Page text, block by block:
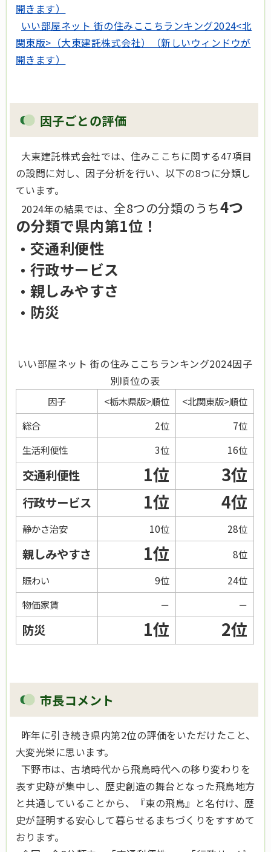
開きます）
いい部屋ネット 街の住みここちランキング2024<北
関東版>（大東建託株式会社）（新しいウィンドウが
開きます）
因子ごとの評価
大東建託株式会社では、住みここちに関する47項目
の設問に対し、因子分析を行い、以下の8つに分類し
ています。
2024年の結果では、 全8つの分類のうち4つ
の分類で県内第1位！
交通利便性
行政サービス
親しみやすさ
防災
いい部屋ネット 街の住みここちランキング2024因子
別順位の表
因子 <栃木県版>順位
<北関東版>順位
総合
2位
7位
生活利便性
3位 16位
交通利便性 1位 3位
行政サービス 1位 4位
静かさ治安 10位 28位
親しみやすさ 1位
8位
賑わい
9位
24位
物価家賃
－ －
防災 1位 2位
市長コメント
昨年に引き続き県内第2位の評価をいただけたこと、
大変光栄に思います。
下野市は、古墳時代から飛鳥時代への移り変わりを
表す史跡が集中し、歴史創造の舞台となった飛鳥地方
と共通していることから、『東の飛鳥』と名付け、歴
史が証明する安心して暮らせるまちづくりをすすめて
おります。